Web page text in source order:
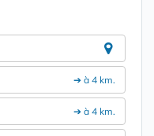
➔ à 4 km.
➔ à 4 km.